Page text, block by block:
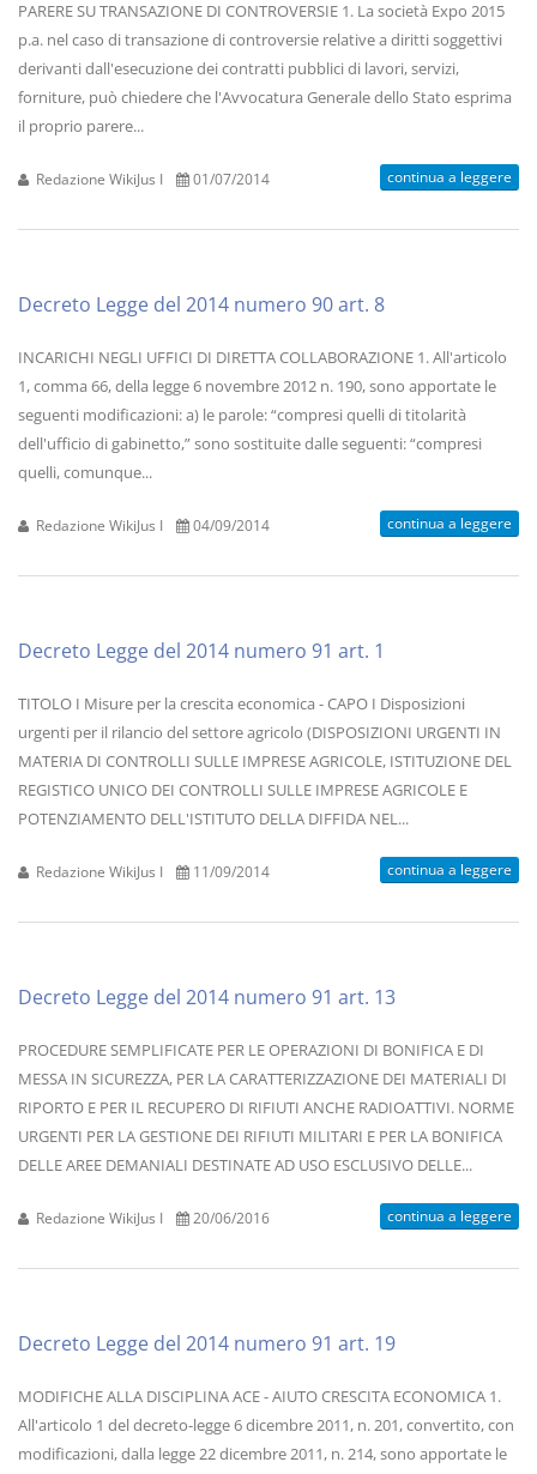
PARERE SU TRANSAZIONE DI CONTROVERSIE 1. La società Expo 2015
p.a. nel caso di transazione di controversie relative a diritti soggettivi
derivanti dall'esecuzione dei contratti pubblici di lavori, servizi,
forniture, può chiedere che l'Avvocatura Generale dello Stato esprima
il proprio parere...
Redazione WikiJus I 01/07/2014 continua a leggere
Decreto Legge del 2014 numero 90 art. 8
INCARICHI NEGLI UFFICI DI DIRETTA COLLABORAZIONE 1. All'articolo
1, comma 66, della legge 6 novembre 2012 n. 190, sono apportate le
seguenti modificazioni: a) le parole: “compresi quelli di titolarità
dell'ufficio di gabinetto,” sono sostituite dalle seguenti: “compresi
quelli, comunque...
Redazione WikiJus I 04/09/2014 continua a leggere
Decreto Legge del 2014 numero 91 art. 1
TITOLO I Misure per la crescita economica - CAPO I Disposizioni
urgenti per il rilancio del settore agricolo (DISPOSIZIONI URGENTI IN
MATERIA DI CONTROLLI SULLE IMPRESE AGRICOLE, ISTITUZIONE DEL
REGISTICO UNICO DEI CONTROLLI SULLE IMPRESE AGRICOLE E
POTENZIAMENTO DELL'ISTITUTO DELLA DIFFIDA NEL...
Redazione WikiJus I 11/09/2014 continua a leggere
Decreto Legge del 2014 numero 91 art. 13
PROCEDURE SEMPLIFICATE PER LE OPERAZIONI DI BONIFICA E DI
MESSA IN SICUREZZA, PER LA CARATTERIZZAZIONE DEI MATERIALI DI
RIPORTO E PER IL RECUPERO DI RIFIUTI ANCHE RADIOATTIVI. NORME
URGENTI PER LA GESTIONE DEI RIFIUTI MILITARI E PER LA BONIFICA
DELLE AREE DEMANIALI DESTINATE AD USO ESCLUSIVO DELLE...
Redazione WikiJus I 20/06/2016 continua a leggere
Decreto Legge del 2014 numero 91 art. 19
MODIFICHE ALLA DISCIPLINA ACE - AIUTO CRESCITA ECONOMICA 1.
All'articolo 1 del decreto-legge 6 dicembre 2011, n. 201, convertito, con
modificazioni, dalla legge 22 dicembre 2011, n. 214, sono apportate le